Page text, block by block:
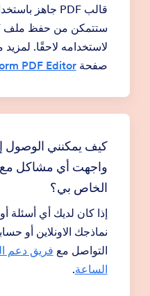
لاستخدامه لاحقًا.
صفحةPDF Editor
واجهت أي مشاكل مع
الخاص بي؟
إذا كان لديك أي
التواصل مع فريق دعم
الساعة.